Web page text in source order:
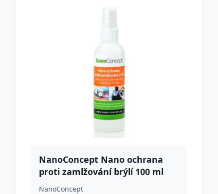
NanoConcept Nano ochrana
proti zamlžování brýlí 100 ml
NanoConcept